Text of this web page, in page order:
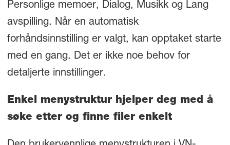
Personlige memoer, Dialog, Musikk og Lang
avspilling. Når en automatisk
forhåndsinnstilling er valgt, kan opptaket starte
med en gang. Det er ikke noe behov for
detaljerte innstillinger.
Enkel menystruktur hjelper deg med å
søke etter og finne filer enkelt